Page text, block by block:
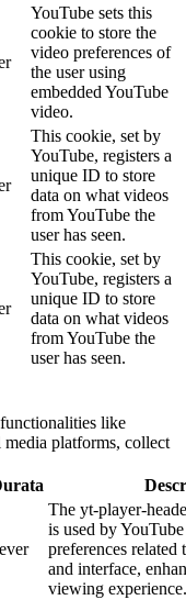
YouTube sets this
cookie to store the
video preferences of
the user using
embedded YouTube
video.
This cookie, set by
YouTube, registers a
unique ID to store
data on what videos
from YouTube the
user has seen.
This cookie, set by
YouTube, registers a
unique ID to store
data on what videos
from YouTube the
user has seen.
like
platforms, collect
The yt-player-
is used by
preferences
and interface,
viewing experience.